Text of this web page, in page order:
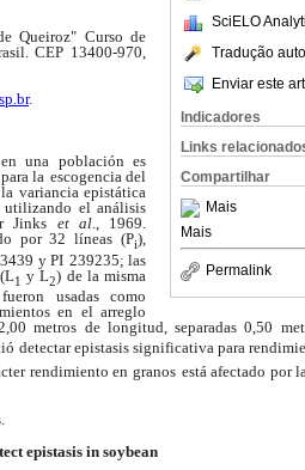
SciELO
Tradução
Enviar este
Indicadores
Links
Compartilhar
Mais
Mais
Permalink
Queiroz" Curso de
CEP 13400-970,
.
una población es
la escogencia del
variancia epistática
utilizando el análisis
Jinks et al., 1969.
por 32 líneas (Pi),
y PI 239235; las
1 y L2) de la misma
usadas como
en el arreglo
metros de longitud, separadas 0,50
detectar epistasis significativa para
rendimiento en granos está afectado por
epistasis in soybean